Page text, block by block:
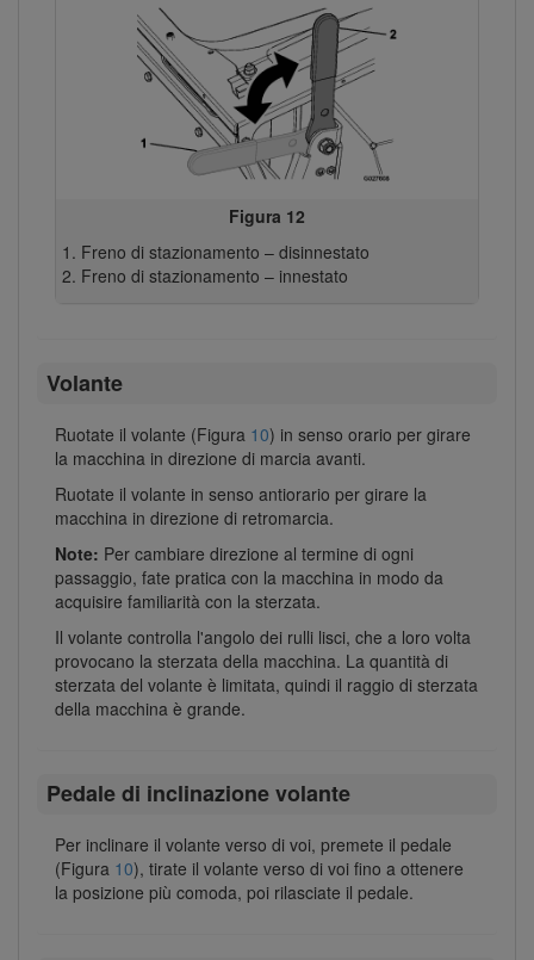
Figura 12
Freno di stazionamento – disinnestato
Freno di stazionamento – innestato
Volante
Ruotate il volante (Figura 10) in senso orario per girare
la macchina in direzione di marcia avanti.
Ruotate il volante in senso antiorario per girare la
macchina in direzione di retromarcia.
Note: Per cambiare direzione al termine di ogni
passaggio, fate pratica con la macchina in modo da
acquisire familiarità con la sterzata.
Il volante controlla l'angolo dei rulli lisci, che a loro volta
provocano la sterzata della macchina. La quantità di
sterzata del volante è limitata, quindi il raggio di sterzata
della macchina è grande.
Pedale di inclinazione volante
Per inclinare il volante verso di voi, premete il pedale
(Figura 10), tirate il volante verso di voi fino a ottenere
la posizione più comoda, poi rilasciate il pedale.